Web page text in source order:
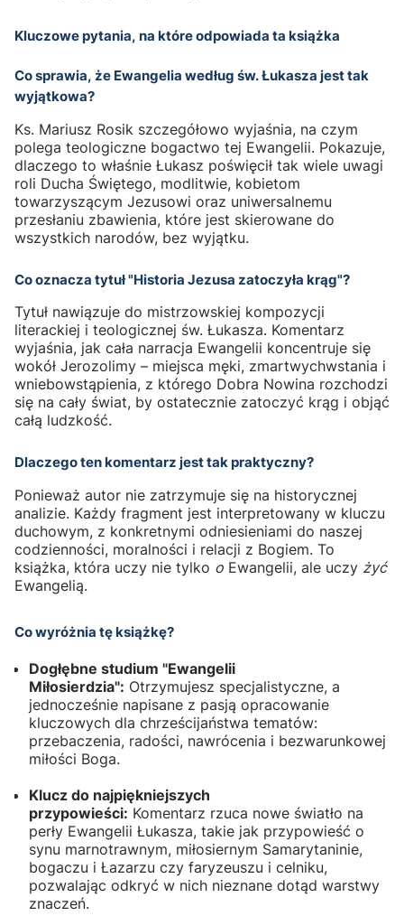
Kluczowe pytania, na które odpowiada ta książka
Co sprawia, że Ewangelia według św. Łukasza jest tak
wyjątkowa?
Ks. Mariusz Rosik szczegółowo wyjaśnia, na czym
polega teologiczne bogactwo tej Ewangelii. Pokazuje,
dlaczego to właśnie Łukasz poświęcił tak wiele uwagi
roli Ducha Świętego, modlitwie, kobietom
towarzyszącym Jezusowi oraz uniwersalnemu
przesłaniu zbawienia, które jest skierowane do
wszystkich narodów, bez wyjątku.
Co oznacza tytuł "Historia Jezusa zatoczyła krąg"?
Tytuł nawiązuje do mistrzowskiej kompozycji
literackiej i teologicznej św. Łukasza. Komentarz
wyjaśnia, jak cała narracja Ewangelii koncentruje się
wokół Jerozolimy – miejsca męki, zmartwychwstania i
wniebowstąpienia, z którego Dobra Nowina rozchodzi
się na cały świat, by ostatecznie zatoczyć krąg i objąć
całą ludzkość.
Dlaczego ten komentarz jest tak praktyczny?
Ponieważ autor nie zatrzymuje się na historycznej
analizie. Każdy fragment jest interpretowany w kluczu
duchowym, z konkretnymi odniesieniami do naszej
codzienności, moralności i relacji z Bogiem. To
książka, która uczy nie tylko o Ewangelii, ale uczy żyć
Ewangelią.
Co wyróżnia tę książkę?
Dogłębne studium "Ewangelii
Miłosierdzia": Otrzymujesz specjalistyczne, a
jednocześnie napisane z pasją opracowanie
kluczowych dla chrześcijaństwa tematów:
przebaczenia, radości, nawrócenia i bezwarunkowej
miłości Boga.
Klucz do najpiękniejszych
przypowieści: Komentarz rzuca nowe światło na
perły Ewangelii Łukasza, takie jak przypowieść o
synu marnotrawnym, miłosiernym Samarytaninie,
bogaczu i Łazarzu czy faryzeuszu i celniku,
pozwalając odkryć w nich nieznane dotąd warstwy
znaczeń.